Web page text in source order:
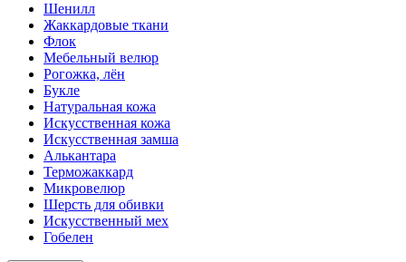
Шенилл
Жаккардовые ткани
Флок
Мебельный велюр
Рогожка, лён
Букле
Натуральная кожа
Искусственная кожа
Искусственная замша
Алькантара
Терможаккард
Микровелюр
Шерсть для обивки
Искусственный мех
Гобелен